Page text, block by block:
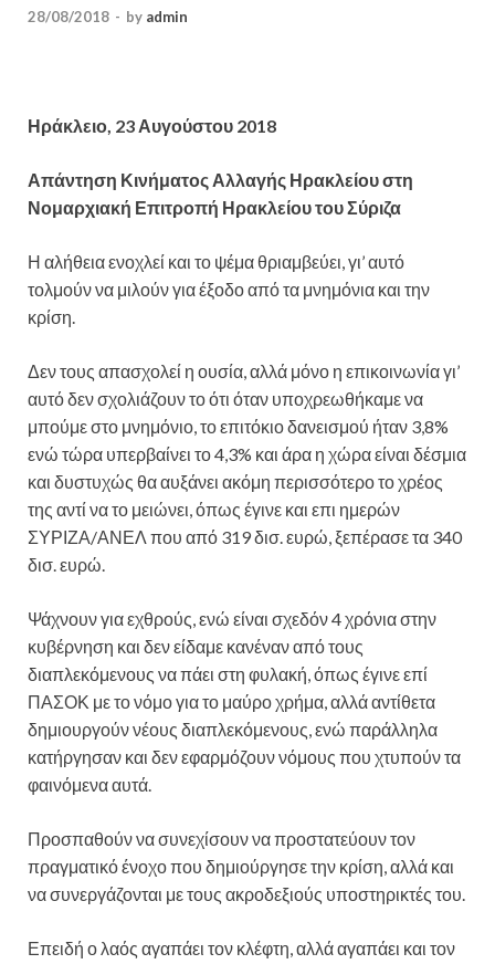
28/08/2018 - by admin
Ηράκλειο, 23 Αυγούστου 2018
Απάντηση Κινήματος Αλλαγής Ηρακλείουστη
Νομαρχιακή Επιτροπή Ηρακλείου του Σύριζα
Η αλήθεια ενοχλεί και το ψέμα θριαμβεύει, γι’ αυτό
τολμούν να μιλούν για έξοδο από τα μνημόνια και την
κρίση.
Δεν τους απασχολεί η ουσία, αλλά μόνο η επικοινωνία γι’
αυτό δεν σχολιάζουν το ότι όταν υποχρεωθήκαμε να
μπούμε στο μνημόνιο, το επιτόκιο δανεισμού ήταν 3,8%
ενώ τώρα υπερβαίνει το 4,3% και άρα η χώρα είναι δέσμια
και δυστυχώς θα αυξάνει ακόμη περισσότερο το χρέος
της αντί να το μειώνει, όπως έγινε και επι ημερών
ΣΥΡΙΖΑ/ΑΝΕΛ που από 319 δισ. ευρώ, ξεπέρασε τα 340
δισ. ευρώ.
Ψάχνουν για εχθρούς, ενώ είναι σχεδόν 4 χρόνια στην
κυβέρνηση και δεν είδαμε κανέναν από τους
διαπλεκόμενους να πάει στη φυλακή, όπως έγινε επί
ΠΑΣΟΚ με το νόμο για το μαύρο χρήμα, αλλά αντίθετα
δημιουργούν νέους διαπλεκόμενους, ενώ παράλληλα
κατήργησαν και δεν εφαρμόζουν νόμους που χτυπούν τα
φαινόμενα αυτά.
Προσπαθούν να συνεχίσουν να προστατεύουν τον
πραγματικό ένοχο που δημιούργησε την κρίση, αλλά και
να συνεργάζονται με τους ακροδεξιούς υποστηρικτές του.
Επειδή ο λαός αγαπάει τον κλέφτη, αλλά αγαπάει και τον